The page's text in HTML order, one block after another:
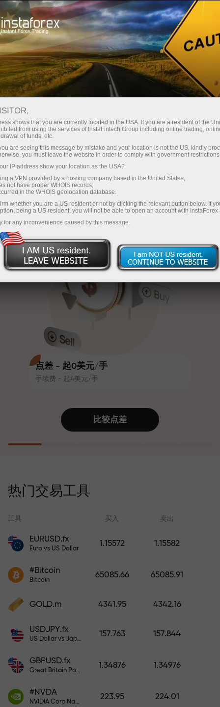
InstaForex
点差 - 起0美元/手
手续费 - 起4美元/手
通过InstaForex获得真正竞争力的机
点差和手续费，以及股票和指数交
易的优惠条件
时可获得高达30%的奖金，并享受
其他促销活动和优惠
赛道速度与交易速度共享相同价值
观。Ales Loprais将刺激与纪律元素
带入交易世界，作为InstaForex合作
伙伴，激励客户实现雄心勃勃的目
值账户即可获得iPhone、MacBook
或梦想旅行
证6个月内利润增长3倍。放心交易—
您的资金受到保护！
奖金。X1000不是印刷错误。存款
最低
每笔存款
30%奖金
交易速度
与赛道速度
您的专属礼物大奖
充值$333—选择价值高达$1,500的礼物
无风险交易—
我们保证您的利润
最高X1000奖金—市场上最大倍数
比较点差
热门交易工具
工具 买入 卖出
EURUSD.fx
Euro vs US Dollar
1.15572 1.15582
#Bitcoin
Bitcoin
65085.66 65085.91
GOLD.m 4341.95 4342.16
USDJPY.fx
US Dollar vs Japanese Yen
157.763 157.844
GBPUSD.fx
Great Britain Pound vs US Dollar
1.34876 1.34976
#NVDA
NVIDIA Corp Nasdaq Stock Exchange (Nasdaq) USD
223.95 224.01
shows that you are currently located in the USA. If you are a resident of the
from using the services of InstaFintech Group including online trading,
of funds, etc.
are seeing this message by mistake and your location is not the US, kindly
you must leave the website in order to comply with government
IP address show your location as the USA?
a VPN provided by a hosting company based in the United States;
not have proper WHOIS records;
in the WHOIS geolocation database.
whether you are a US resident or not by clicking the relevant button below. If
being a US resident, you will not be able to open an account with InstaForex
for any inconvenience caused by this message.